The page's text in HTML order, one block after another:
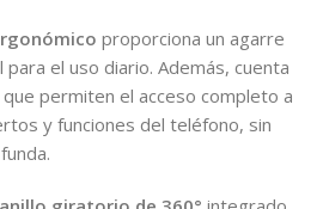
proporciona un agarre
el uso diario. Además, cuenta
que permiten el acceso completo a
y funciones del teléfono, sin